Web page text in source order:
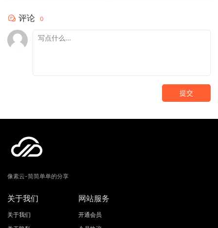
评论 0
提交
像素云-简简单单的分享
关于我们
关于我们
网站服务
开通会员